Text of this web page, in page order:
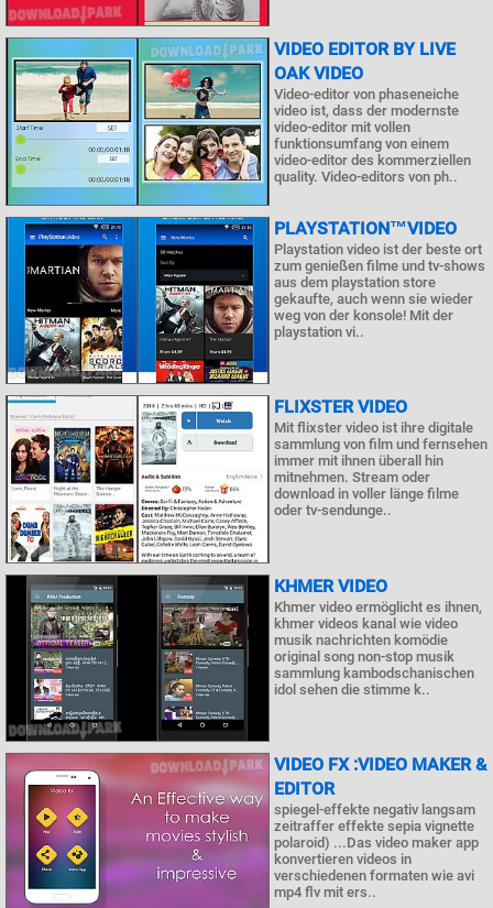
VIDEO EDITOR BY LIVE
OAK VIDEO
Video-editor von phaseneiche
video ist, dass der modernste
video-editor mit vollen
funktionsumfang von einem
video-editor des kommerziellen
quality. Video-editors von ph..
PLAYSTATION™VIDEO
Playstation video ist der beste ort
zum genießen filme und tv-shows
aus dem playstation store
gekaufte, auch wenn sie wieder
weg von der konsole! Mit der
playstation vi..
FLIXSTER VIDEO
Mit flixster video ist ihre digitale
sammlung von film und fernsehen
immer mit ihnen überall hin
mitnehmen. Stream oder
download in voller länge filme
oder tv-sendunge..
KHMER VIDEO
Khmer video ermöglicht es ihnen,
khmer videos kanal wie video
musik nachrichten komödie
original song non-stop musik
sammlung kambodschanischen
idol sehen die stimme k..
VIDEO FX :VIDEO MAKER &
EDITOR
spiegel-effekte negativ langsam
zeitraffer effekte sepia vignette
polaroid) ...Das video maker app
konvertieren videos in
verschiedenen formaten wie avi
mp4 flv mit ers..